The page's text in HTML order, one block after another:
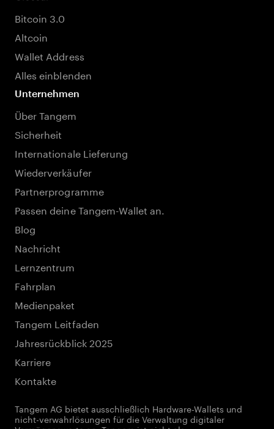
Bitcoin 3.0
Altcoin
Wallet Address
Alles einblenden
Unternehmen
Über Tangem
Sicherheit
Internationale Lieferung
Wiederverkäufer
Partnerprogramme
Passen deine Tangem-Wallet an.
Blog
Nachricht
Lernzentrum
Fahrplan
Medienpaket
Tangem Leitfaden
Jahresrückblick 2025
Karriere
Kontakte
Tangem AG bietet ausschließlich Hardware-Wallets und
nicht-verwahrlösungen für die Verwaltung digitaler